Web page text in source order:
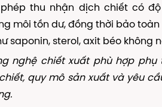
thu nhận dịch chiết có
môi tồn dư, đồng thời bảo
saponin, sterol, axit béo không
nghệ chiết xuất phù hợp phụ
quy mô sản xuất và yêu